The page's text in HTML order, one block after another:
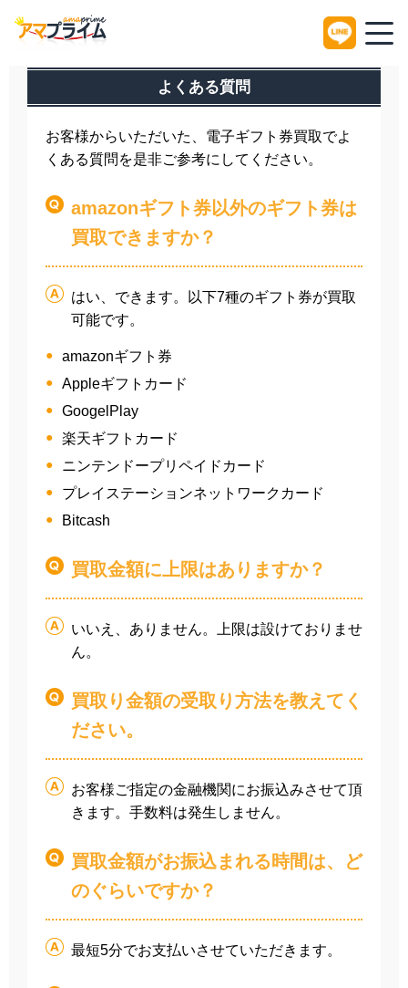
HOME よくある質問
よくある質問
お客様からいただいた、電子ギフト券買取でよ
くある質問を是非ご参考にしてください。
amazonギフト券以外のギフト券は
買取できますか？
はい、できます。以下7種のギフト券が買取
可能です。
amazonギフト券
Appleギフトカード
GoogelPlay
楽天ギフトカード
ニンテンドープリペイドカード
プレイステーションネットワークカード
Bitcash
買取金額に上限はありますか？
いいえ、ありません。上限は設けておりませ
ん。
買取り金額の受取り方法を教えてく
ださい。
お客様ご指定の金融機関にお振込みさせて頂
きます。手数料は発生しません。
買取金額がお振込まれる時間は、ど
のぐらいですか？
最短5分でお支払いさせていただきます。